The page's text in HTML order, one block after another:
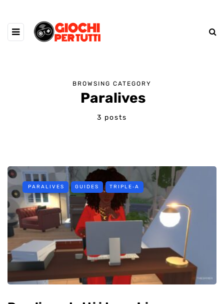
BROWSING CATEGORY
Paralives
3 posts
PARALIVES GUIDES TRIPLE‑A